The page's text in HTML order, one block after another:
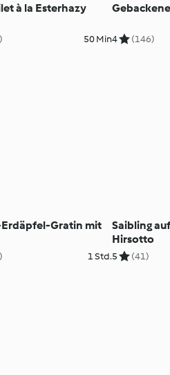
à la Esterhazy
50 Min4 (146)
Gratin mit
1 Std.
Saibling
Hirsotto
5 (41)